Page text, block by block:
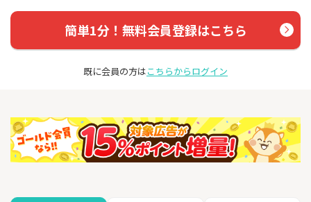
簡単1分！無料会員登録はこちら
既に会員の方はこちらからログイン